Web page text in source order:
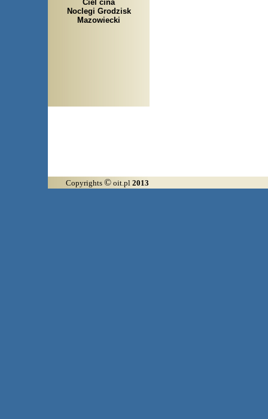
Ciel cina
Noclegi Grodzisk
Mazowiecki
Copyrights © oit.pl 2013